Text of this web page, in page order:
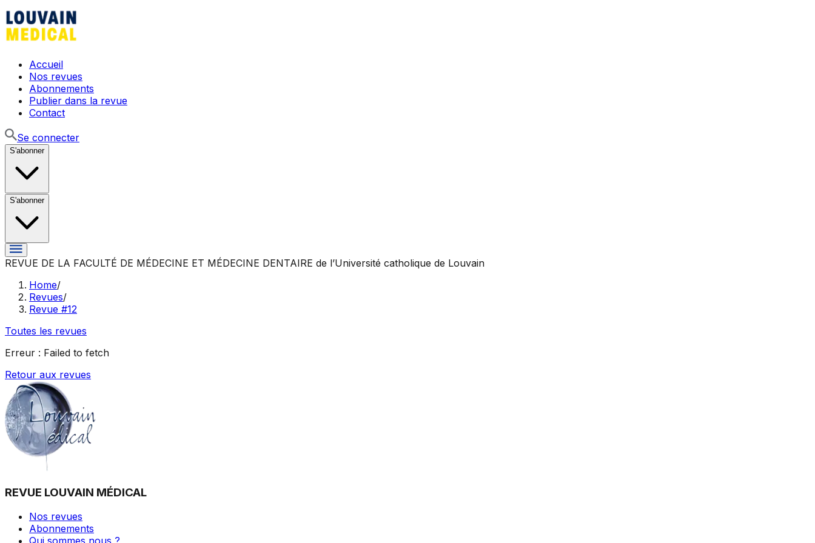
Accueil
Nos revues
Abonnements
Publier dans la revue
Contact
Se connecter
S'abonner
S'abonner
REVUE DE LA FACULTÉ DE MÉDECINE ET MÉDECINE DENTAIRE de l’Université catholique de Louvain
Home/
Revues/
Revue #12
Toutes les revues
Erreur : Failed to fetch
Retour aux revues
REVUE LOUVAIN MÉDICAL
Nos revues
Abonnements